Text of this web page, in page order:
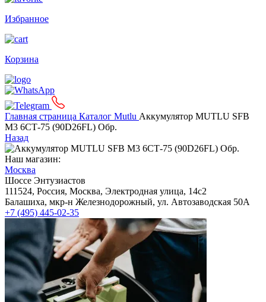
Избранное
Корзина
Главная страница Каталог Mutlu Аккумулятор MUTLU SFB
M3 6СТ-75 (90D26FL) Обр.
Назад
Наш магазин:
Москва
Шоссе Энтузиастов
111524, Россия, Москва, Электродная улица, 14с2
Балашиха, мкр-н Железнодорожный, ул. Автозаводская 50А
+7 (495) 445-02-35